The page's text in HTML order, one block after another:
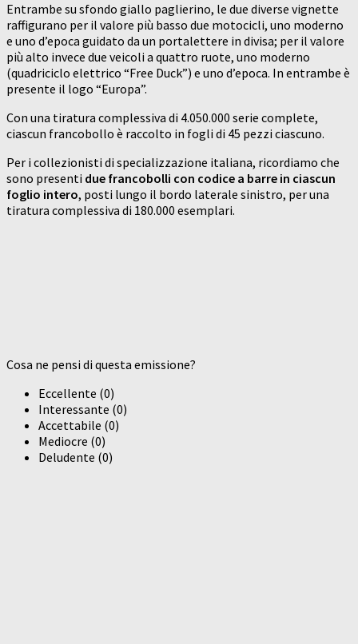
Entrambe su sfondo giallo paglierino, le due diverse vignette
raffigurano per il valore più basso due motocicli, uno moderno
e uno d’epoca guidato da un portalettere in divisa; per il valore
più alto invece due veicoli a quattro ruote, uno moderno
(quadriciclo elettrico “Free Duck”) e uno d’epoca. In entrambe è
presente il logo “Europa”.
Con una tiratura complessiva di 4.050.000 serie complete,
ciascun francobollo è raccolto in fogli di 45 pezzi ciascuno.
Per i collezionisti di specializzazione italiana, ricordiamo che
sono presenti due francobolli con codice a barre in ciascun
foglio intero, posti lungo il bordo laterale sinistro, per una
tiratura complessiva di 180.000 esemplari.
Cosa ne pensi di questa emissione?
Eccellente (0)
Interessante (0)
Accettabile (0)
Mediocre (0)
Deludente (0)